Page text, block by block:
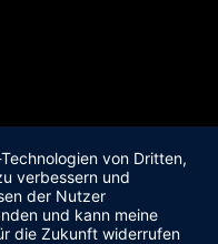
von Dritten,
verbessern und
der Nutzer
und kann meine
die Zukunft widerrufen